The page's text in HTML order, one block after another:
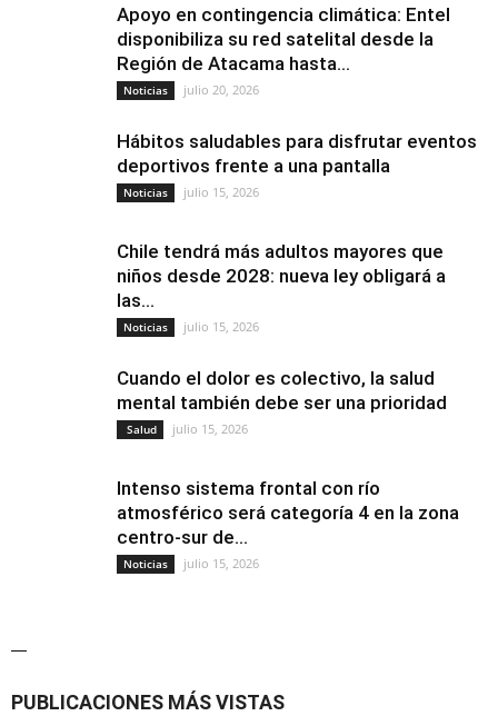
Apoyo en contingencia climática: Entel
disponibiliza su red satelital desde la
Región de Atacama hasta...
Noticias julio 20, 2026
Hábitos saludables para disfrutar eventos
deportivos frente a una pantalla
Noticias julio 15, 2026
Chile tendrá más adultos mayores que
niños desde 2028: nueva ley obligará a
las...
Noticias julio 15, 2026
Cuando el dolor es colectivo, la salud
mental también debe ser una prioridad
Salud julio 15, 2026
Intenso sistema frontal con río
atmosférico será categoría 4 en la zona
centro-sur de...
Noticias julio 15, 2026
—
PUBLICACIONES MÁS VISTAS